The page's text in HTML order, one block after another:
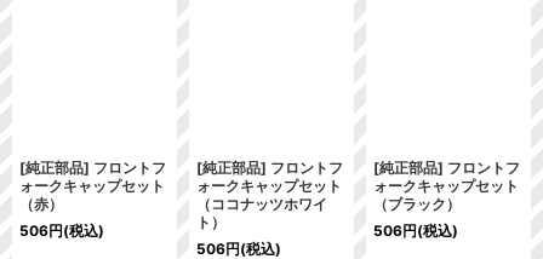
[純正部品] フロントフ
ォークキャップセット
（赤）
506円(税込)
[純正部品] フロントフ
ォークキャップセット
（ココナッツホワイ
ト）
506円(税込)
[純正部品] フロントフ
ォークキャップセット
（ブラック）
506円(税込)